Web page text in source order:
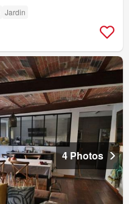
Jardin
4 Photos